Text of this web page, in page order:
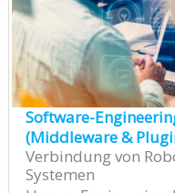
Software-
(Middleware &
Verbindung von
Systemen